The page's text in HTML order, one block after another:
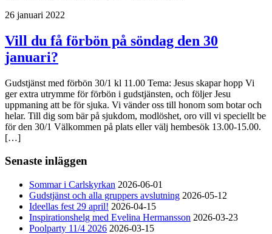
26 januari 2022
Vill du få förbön på söndag den 30
januari?
Gudstjänst med förbön 30/1 kl 11.00 Tema: Jesus skapar hopp Vi
ger extra utrymme för förbön i gudstjänsten, och följer Jesu
uppmaning att be för sjuka. Vi vänder oss till honom som botar och
helar. Till dig som bär på sjukdom, modlöshet, oro vill vi speciellt be
för den 30/1 Välkommen på plats eller välj hembesök 13.00-15.00.
[…]
Senaste inläggen
Sommar i Carlskyrkan 2026-06-01
Gudstjänst och alla gruppers avslutning 2026-05-12
Ideellas fest 29 april! 2026-04-15
Inspirationshelg med Evelina Hermansson 2026-03-23
Poolparty 11/4 2026 2026-03-15